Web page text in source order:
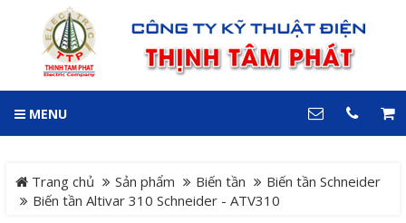
MENU
Trang chủ Sản phẩm Biến tần
Biến tần Schneider
Biến tần Altivar 310 Schneider - ATV310
Trang chủ
GIỎ HÀNG
LIÊN HỆ
Hotline
0909 199 102